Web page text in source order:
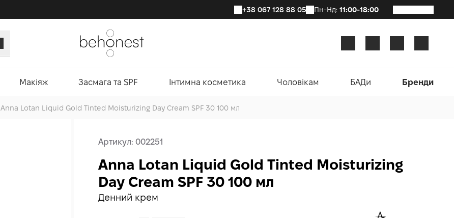
+38 067 128 88 05 Пн-Нд: 11:00-18:00
Макіяж Засмага та SPF Інтимна косметика Чоловікам БАДи Бренди
Anna Lotan Liquid Gold Tinted Moisturizing Day Cream SPF 30 100 мл
Артикул:002251
Денний крем
Anna Lotan Liquid Gold Tinted Moisturizing
Day Cream SPF 30 100 мл